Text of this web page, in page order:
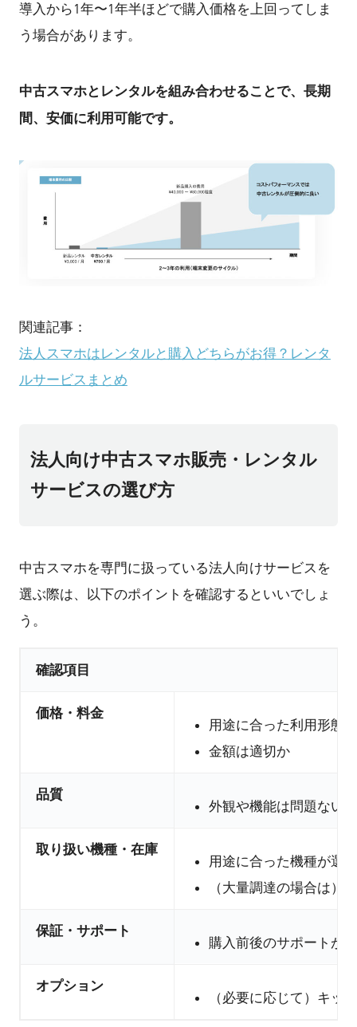
導入から1年〜1年半ほどで購入価格を上回ってしま
う場合があります。
中古スマホとレンタルを組み合わせることで、長期
間、安価に利用可能です。
関連記事：
法人スマホはレンタルと購入どちらがお得？レンタ
ルサービスまとめ
法人向け中古スマホ販売・レンタル
サービスの選び方
中古スマホを専門に扱っている法人向けサービスを
選ぶ際は、以下のポイントを確認するといいでしょ
う。
確認項目
価格・料金
用途に合った利用形態
金額は適切か
品質
外観や機能は問題ないか
取り扱い機種・在庫
用途に合った機種が選
（大量調達の場合は）
保証・サポート
購入前後のサポートが
オプション
（必要に応じて）キッ